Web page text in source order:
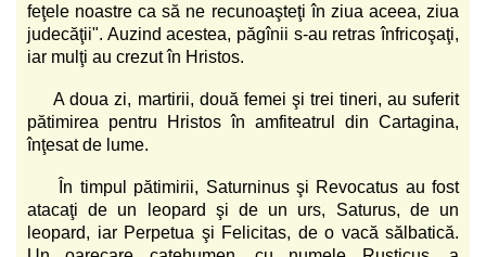
feţele noastre ca să ne recunoaşteţi în ziua aceea, ziua
judecăţii". Auzind acestea, păgînii s-au retras înfricoşaţi,
iar mulţi au crezut în Hristos.
A doua zi, martirii, două femei şi trei tineri, au suferit
pătimirea pentru Hristos în amfiteatrul din Cartagina,
înţesat de lume.
În timpul pătimirii, Saturninus şi Revocatus au fost
atacaţi de un leopard şi de un urs, Saturus, de un
leopard, iar Perpetua şi Felicitas, de o vacă sălbatică.